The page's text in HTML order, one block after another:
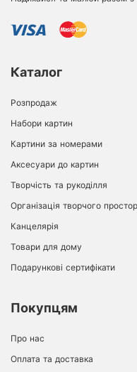
Каталог
Розпродаж
Набори картин
Картини за номерами
Аксесуари до картин
Творчість та рукоділля
Організація творчого
Канцелярія
Товари для дому
Подарункові сертифікати
Покупцям
Про нас
Оплата та доставка